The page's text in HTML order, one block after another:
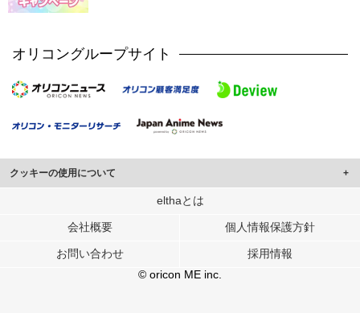
オリコングループサイト
クッキーの使用について
このサイトでは Cookie を使用して、ユーザーに合わせたコンテンツや広告の
行っています。
メディアや広告配信、データ解析の各パートナーに提供しています。
各パートナーは、この情報とユーザーが各パートナーに提供した他の情報や、
ユーザーが各パートナーのサービスを使用したときに収集した他の情報を組み
elthaとは
会社概要 個人情報保護方針
お問い合わせ
採用情報
© oricon ME inc.